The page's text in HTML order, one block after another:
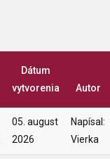
Dátum
vytvorenia
Autor
05. august
2026
Napísal:
Vierka